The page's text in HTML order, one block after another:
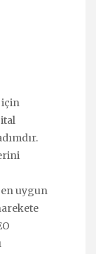
için
uygun